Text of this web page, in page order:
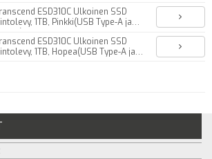
ESD310C Ulkoinen SSD
1TB, Pinkki(USB Type-A ja
ESD310C Ulkoinen SSD
1TB, Hopea(USB Type-A ja